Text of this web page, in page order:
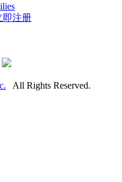
即注册
All Rights Reserved.